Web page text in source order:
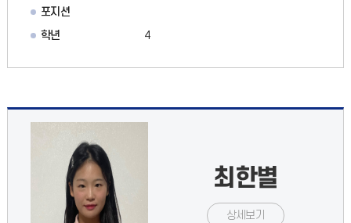
포지션
학년
4
최한별
상세보기